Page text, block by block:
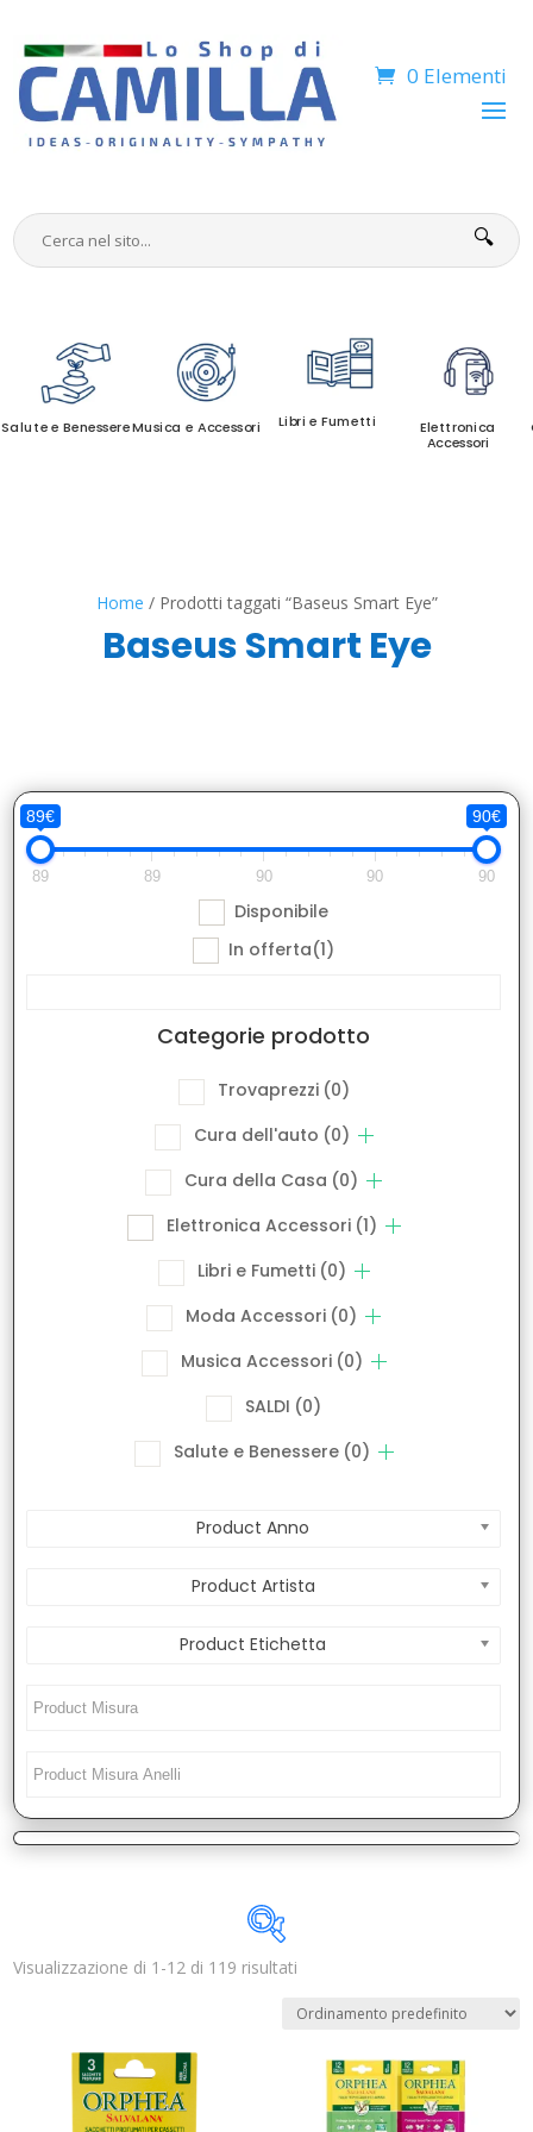
0 Elementi
🔍
Salute e BenessereMusica e Accessori Libri e Fumetti
Elettronica
Accessori
Home / Prodotti taggati “Baseus Smart Eye”
Baseus Smart Eye
89€ 90€
89 89 90 90 90
Disponibile
In offerta(1)
Categorie prodotto
Trovaprezzi (0)
Cura dell'auto (0)
Cura della Casa (0)
Elettronica Accessori (1)
Libri e Fumetti (0)
Moda Accessori (0)
Musica Accessori (0)
SALDI (0)
Salute e Benessere (0)
Product Anno
Product Artista
Product Etichetta
Categorie prodotto
Visualizzazione di 1-12 di 119 risultati